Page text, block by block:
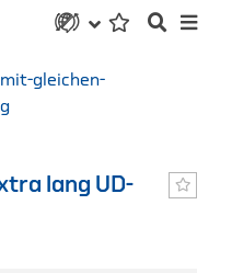
gleichen-
lang UD-